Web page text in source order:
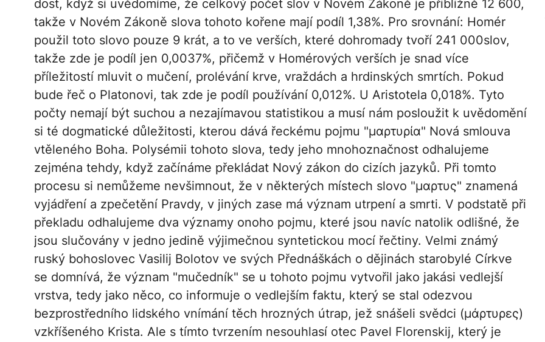
dost, když si uvědomíme, že celkový počet slov v Novém Zákoně je přibližně 12 600,
takže v Novém Zákoně slova tohoto kořene mají podíl 1,38%. Pro srovnání: Homér
použil toto slovo pouze 9 krát, a to ve verších, které dohromady tvoří 241 000slov,
takže zde je podíl jen 0,0037%, přičemž v Homérových verších je snad více
příležitostí mluvit o mučení, prolévání krve, vraždách a hrdinských smrtích. Pokud
bude řeč o Platonovi, tak zde je podíl používání 0,012%. U Aristotela 0,018%. Tyto
počty nemají být suchou a nezajímavou statistikou a musí nám posloužit k uvědomění
si té dogmatické důležitosti, kterou dává řeckému pojmu "μαρτυρία" Nová smlouva
vtěleného Boha. Polysémii tohoto slova, tedy jeho mnohoznačnost odhalujeme
zejména tehdy, když začínáme překládat Nový zákon do cizích jazyků. Při tomto
procesu si nemůžeme nevšimnout, že v některých místech slovo "μαρτυς" znamená
vyjádření a zpečetění Pravdy, v jiných zase má význam utrpení a smrti. V podstatě při
překladu odhalujeme dva významy onoho pojmu, které jsou navíc natolik odlišné, že
jsou slučovány v jedno jedině výjimečnou syntetickou mocí řečtiny. Velmi známý
ruský bohoslovec Vasilij Bolotov ve svých Přednáškách o dějinách starobylé Církve
se domnívá, že význam "mučedník" se u tohoto pojmu vytvořil jako jakási vedlejší
vrstva, tedy jako něco, co informuje o vedlejším faktu, který se stal odezvou
bezprostředního lidského vnímání těch hrozných útrap, jež snášeli svědci (μάρτυρες)
vzkříšeného Krista. Ale s tímto tvrzením nesouhlasí otec Pavel Florenskij, který je